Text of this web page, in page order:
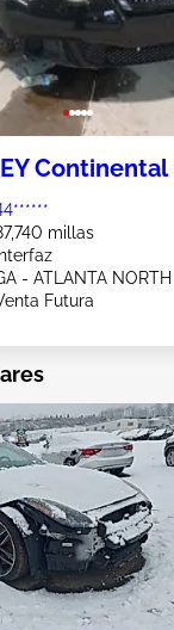
Continental
millas
Interfaz
- ATLANTA NORTH
Futura